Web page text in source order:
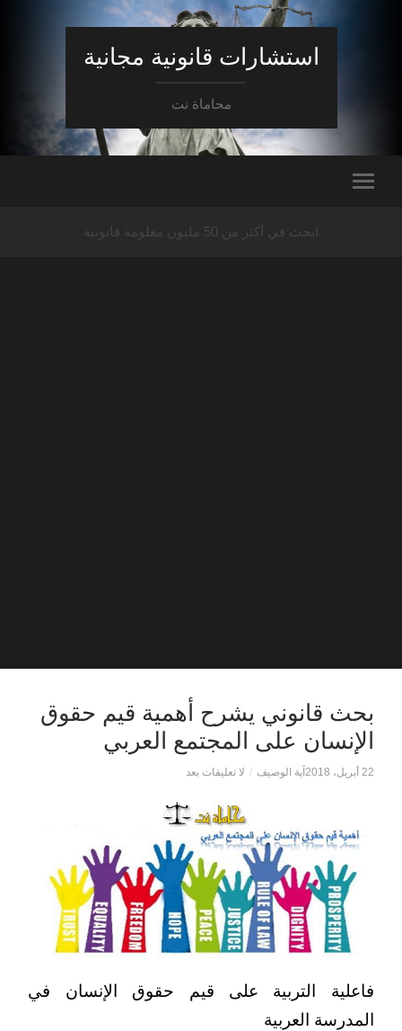
استشارات قانونية مجانية
محاماة نت
ابحث في أكثر من 50 مليون معلومة قانونية
بحث قانوني يشرح أهمية قيم حقوق
الإنسان على المجتمع العربي
22 أبريل، 2018 آية الوصيف / لا تعليقات بعد
فاعلية التربية على قيم حقوق الإنسان في
المدرسة العربية